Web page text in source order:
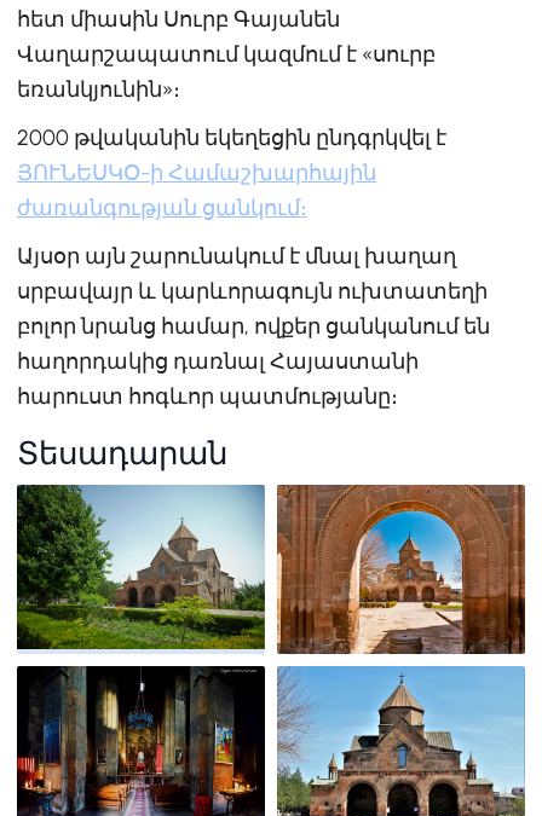
հետ միասին Սուրբ Գայանեն
Վաղարշապատում կազմում է «սուրբ
եռանկյունին»։
2000 թվականին եկեղեցին ընդգրկվել է
ՅՈՒՆԵՍԿՕ-ի Համաշխարհային
ժառանգության ցանկում։
Այսօր այն շարունակում է մնալ խաղաղ
սրբավայր և կարևորագույն ուխտատեղի
բոլոր նրանց համար, ովքեր ցանկանում են
հաղորդակից դառնալ Հայաստանի
հարուստ հոգևոր պատմությանը։
Տեսադարան